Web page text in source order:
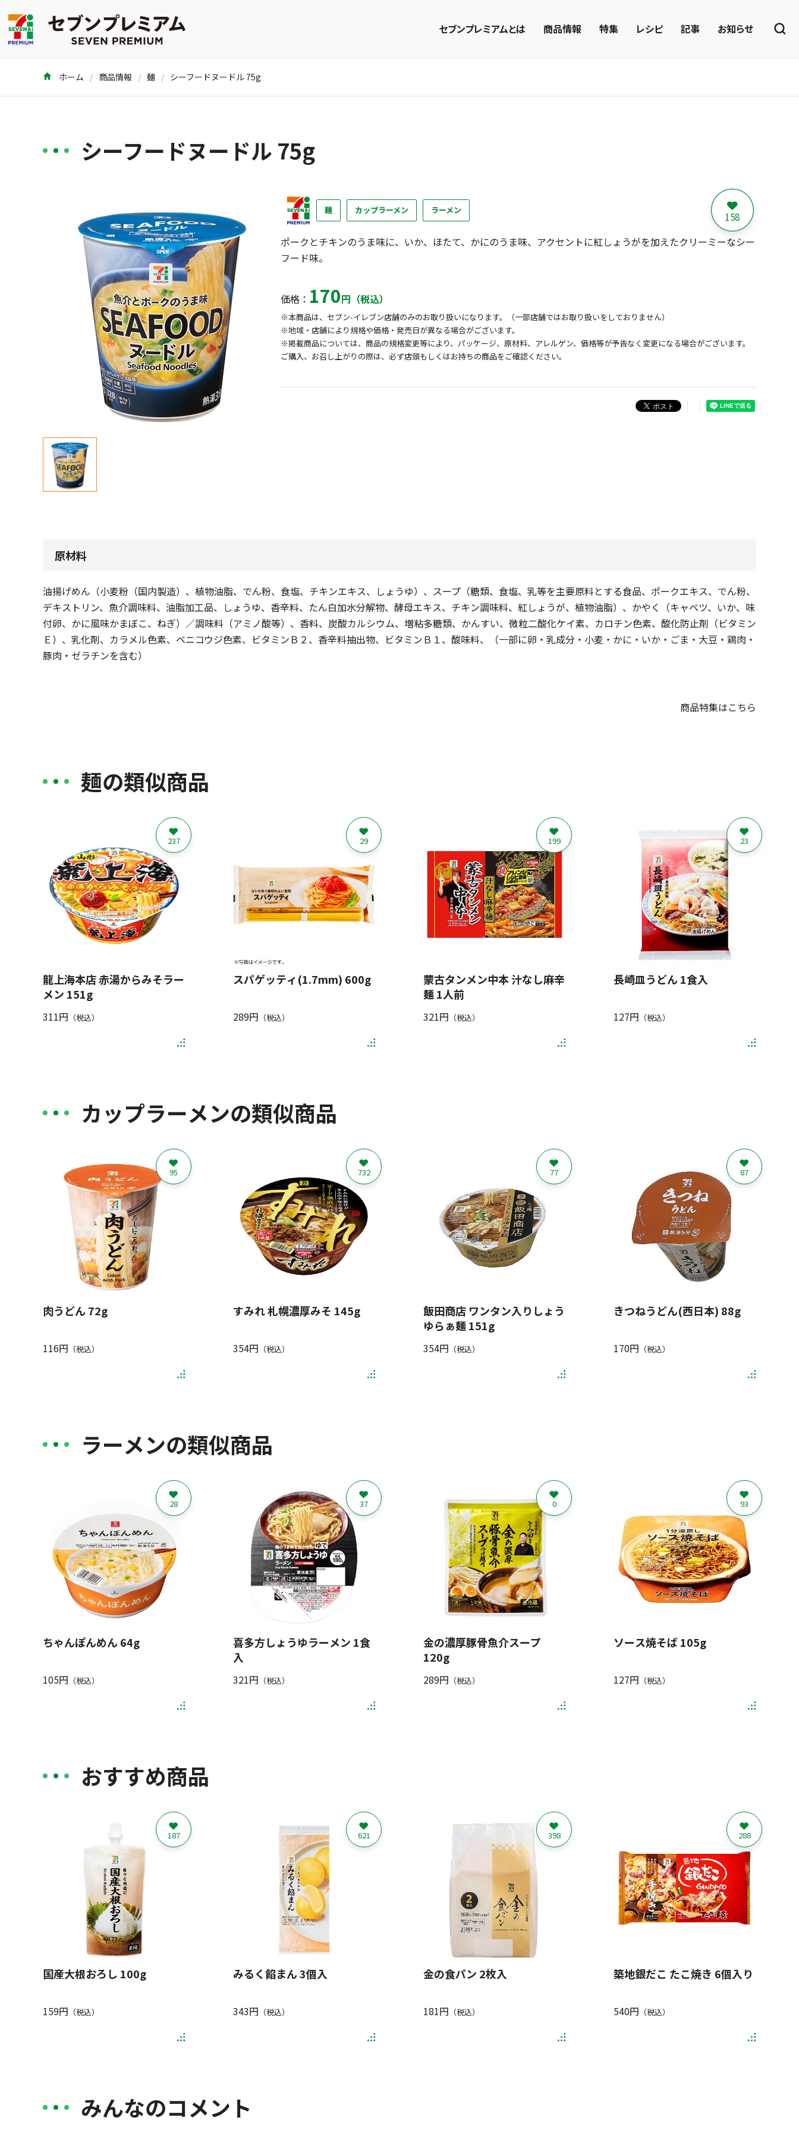
セブンプレミアムとは 商品情報 特集 レシピ 記事 お知らせ
ホーム 商品情報 麺 シーフードヌードル 75g
シーフードヌードル 75g
麺 カップラーメン ラーメン 158
ポークとチキンのうま味に、いか、ほたて、かにのうま味、アクセントに紅しょうがを加えたクリーミーなシー
フード味。
価格： 170円（税込）
※本商品は、セブン-イレブン店舗のみのお取り扱いになります。（一部店舗ではお取り扱いをしておりません）
※地域・店舗により規格や価格・発売日が異なる場合がございます。
※掲載商品については、商品の規格変更等により、パッケージ、原材料、アレルゲン、価格等が予告なく変更になる場合がございます。
ご購入、お召し上がりの際は、必ず店頭もしくはお持ちの商品をご確認ください。
原材料
油揚げめん（小麦粉（国内製造）、植物油脂、でん粉、食塩、チキンエキス、しょうゆ）、スープ（糖類、食塩、乳等を主要原料とする食品、ポークエキス、でん粉、
デキストリン、魚介調味料、油脂加工品、しょうゆ、香辛料、たん白加水分解物、酵母エキス、チキン調味料、紅しょうが、植物油脂）、かやく（キャベツ、いか、味
付卵、かに風味かまぼこ、ねぎ）／調味料（アミノ酸等）、香料、炭酸カルシウム、増粘多糖類、かんすい、微粒二酸化ケイ素、カロチン色素、酸化防止剤（ビタミン
Ｅ）、乳化剤、カラメル色素、ベニコウジ色素、ビタミンＢ２、香辛料抽出物、ビタミンＢ１、酸味料、（一部に卵・乳成分・小麦・かに・いか・ごま・大豆・鶏肉・
豚肉・ゼラチンを含む）
商品特集はこちら
麺の類似商品
龍上海本店 赤湯からみそラー
メン 151g
311円 （税込）
237
スパゲッティ(1.7mm) 600g
289円 （税込）
29
蒙古タンメン中本 汁なし麻辛
麺 1人前
321円 （税込）
199
長崎皿うどん 1食入
127円 （税込）
23
カップラーメンの類似商品
肉うどん 72g
116円 （税込）
95
すみれ 札幌濃厚みそ 145g
354円 （税込）
732
飯田商店 ワンタン入りしょう
ゆらぁ麺 151g
354円 （税込）
77
きつねうどん(西日本) 88g
170円 （税込）
87
ラーメンの類似商品
ちゃんぽんめん 64g
105円 （税込）
28
喜多方しょうゆラーメン 1食
入
321円 （税込）
37
金の濃厚豚骨魚介スープ
120g
289円 （税込）
0
ソース焼そば 105g
127円 （税込）
93
おすすめ商品
国産大根おろし 100g
159円 （税込）
187
みるく餡まん 3個入
343円 （税込）
621
金の食パン 2枚入
181円 （税込）
398
築地銀だこ たこ焼き 6個入り
540円 （税込）
288
みんなのコメント